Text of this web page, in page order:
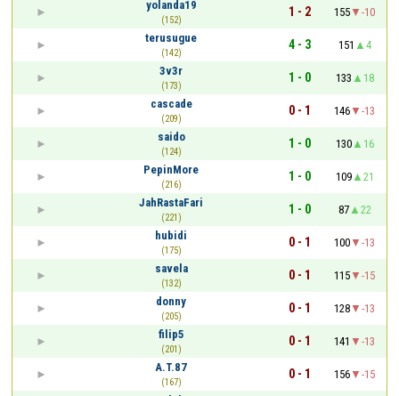
yolanda19
(152)
1 - 2 155
-10
terusugue
(142)
4 - 3 151
4
3v3r
(173)
1 - 0 133
18
cascade
(209)
0 - 1 146
-13
saido
(124)
1 - 0 130
16
PepinMore
(216)
1 - 0 109
21
JahRastaFari
(221)
1 - 0 87
22
hubidi
(175)
0 - 1 100
-13
savela
(132)
0 - 1 115
-15
donny
(205)
0 - 1 128
-13
filip5
(201)
0 - 1 141
-13
A.T.87
(167)
0 - 1 156
-15